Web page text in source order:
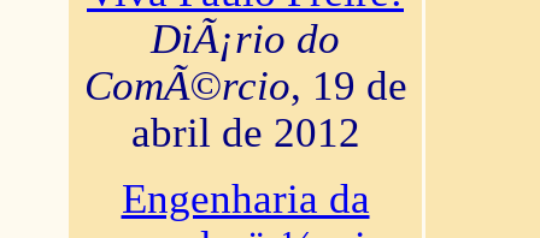
DiÃ¡rio do
ComÃ©rcio, 19 de
abril de 2012
Engenharia da